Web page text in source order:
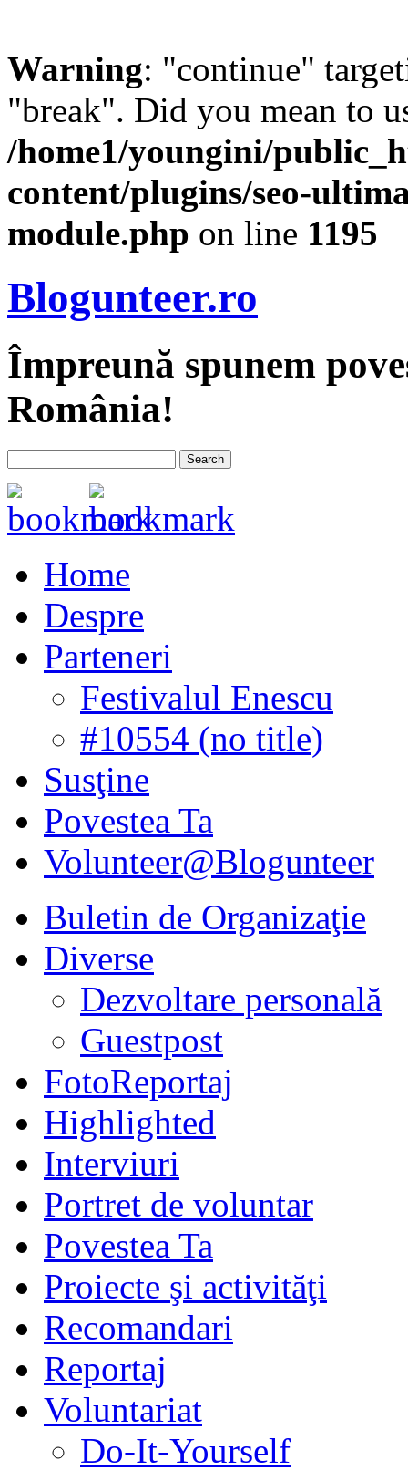
Warning: "continue"
"break". Did you mean to
/home1/youngini/
content/plugins/seo-
module.php on line 1195
Blogunteer.ro
Împreună spunem
România!
Home
Despre
Parteneri
Festivalul Enescu
#10554 (no title)
Susţine
Povestea Ta
Volunteer@Blogunteer
Buletin de Organizaţie
Diverse
Dezvoltare personală
Guestpost
FotoReportaj
Highlighted
Interviuri
Portret de voluntar
Povestea Ta
Proiecte şi activităţi
Recomandari
Reportaj
Voluntariat
Do-It-Yourself